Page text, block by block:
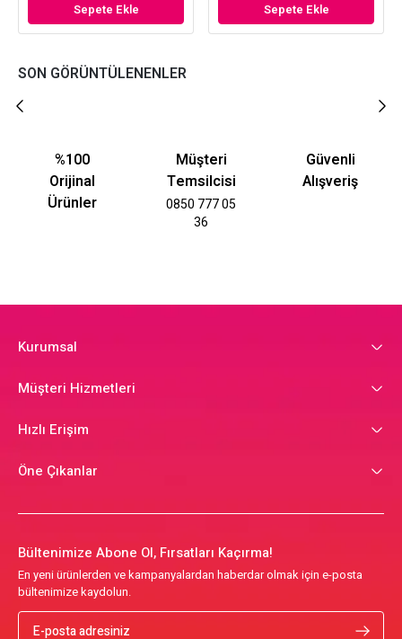
Sepete Ekle Sepete Ekle
SON GÖRÜNTÜLENENLER
%100
Orijinal
Ürünler
Müşteri
Temsilcisi
0850 777 05
36
Güvenli
Alışveriş
Kurumsal
Müşteri Hizmetleri
Hızlı Erişim
Öne Çıkanlar
Bültenimize Abone Ol, Fırsatları Kaçırma!
En yeni ürünlerden ve kampanyalardan haberdar olmak için e-posta
bültenimize kaydolun.